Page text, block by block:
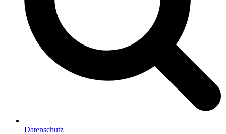
Datenschutz